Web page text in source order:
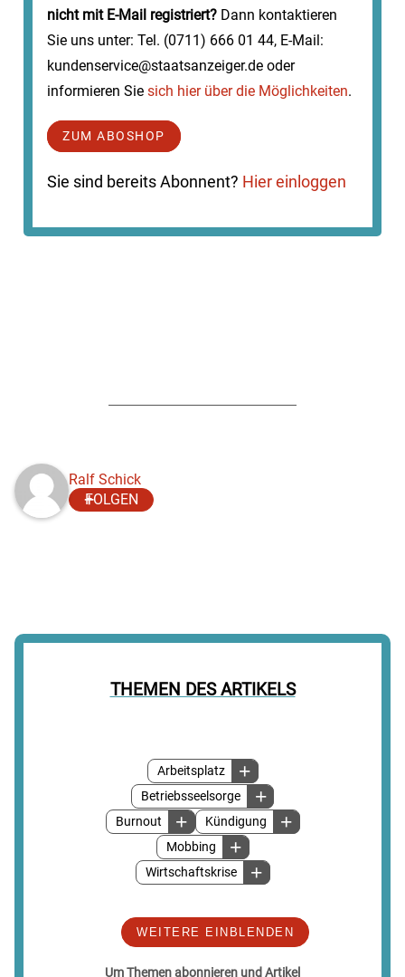
THEMEN DES ARTIKELS
Arbeitsplatz
Betriebsseelsorge
Burnout
Kündigung
Mobbing
Wirtschaftskrise
WEITERE EINBLENDEN
Um Themen abonnieren und Artikel
nicht mit E-Mail registriert? Dann kontaktieren
Sie uns unter: Tel. (0711) 666 01 44, E-Mail:
kundenservice@staatsanzeiger.de oder
informieren Sie sich hier über die Möglichkeiten.
ZUM ABOSHOP
Sie sind bereits Abonnent? Hier einloggen
Ralf Schick
FOLGEN